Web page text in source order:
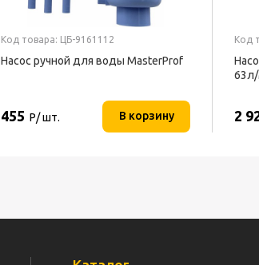
Код товара: ЦБ-9161112
Насос ручной для воды MasterProf
455 Р/ шт. В корзину
Код
63л/
2